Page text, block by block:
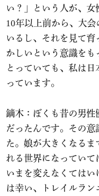
い？」という人が、
10年以上前から、大
いるし、それを見て
かしいという意識をも
とっていても、私は
っています。
鏑木：ぼくも昔の男性
だったんです。その意
た。娘が大きくなる
れる世界になっていて
いまを変えなくては
は幸い、トレイルラ